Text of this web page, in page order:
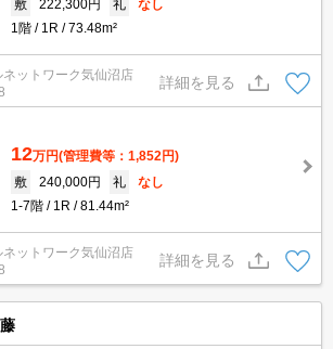
敷
222,300円 礼
なし
1階
1R 73.48m²
ットワーク気仙沼店
詳細を見る
12万円(管理費等：1,852円)
敷
240,000円 礼
なし
1-7階
1R 81.44m²
ットワーク気仙沼店
詳細を見る